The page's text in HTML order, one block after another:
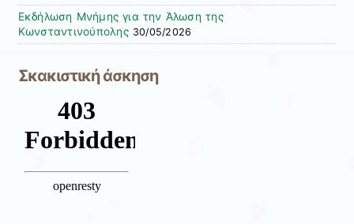
Εκδήλωση Μνήμης για την Άλωση της
Κωνσταντινούπολης 30/05/2026
Σκακιστική άσκηση